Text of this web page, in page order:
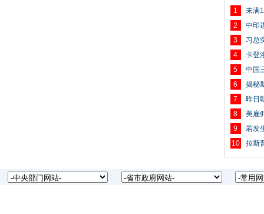
1
未满
2
中印
3
习总
4
卡登
5
中国
6
揭秘
7
昨日
8
美雇
9
若发
10
拉斯